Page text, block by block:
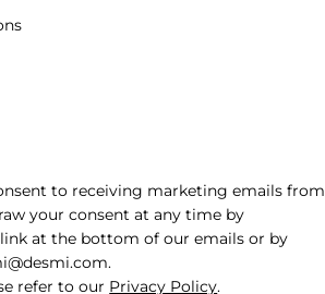
to receiving marketing emails from
your consent at any time by
at the bottom of our emails or by
.
refer to our Privacy Policy.